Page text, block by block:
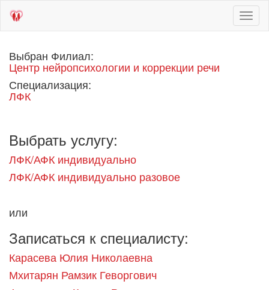
Выбран Филиал:
Центр нейропсихологии и коррекции речи
Специализация:
ЛФК
Выбрать услугу:
ЛФК/АФК индивидуально
ЛФК/АФК индивидуально разовое
или
Записаться к специалисту:
Карасева Юлия Николаевна
Мхитарян Рамзик Геворгович